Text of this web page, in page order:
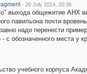
· 26 July 2014, 20:36
выхода общежитие АНХ
павильона почти
надо перенести
- с обозначенного места у
учебного корпуса